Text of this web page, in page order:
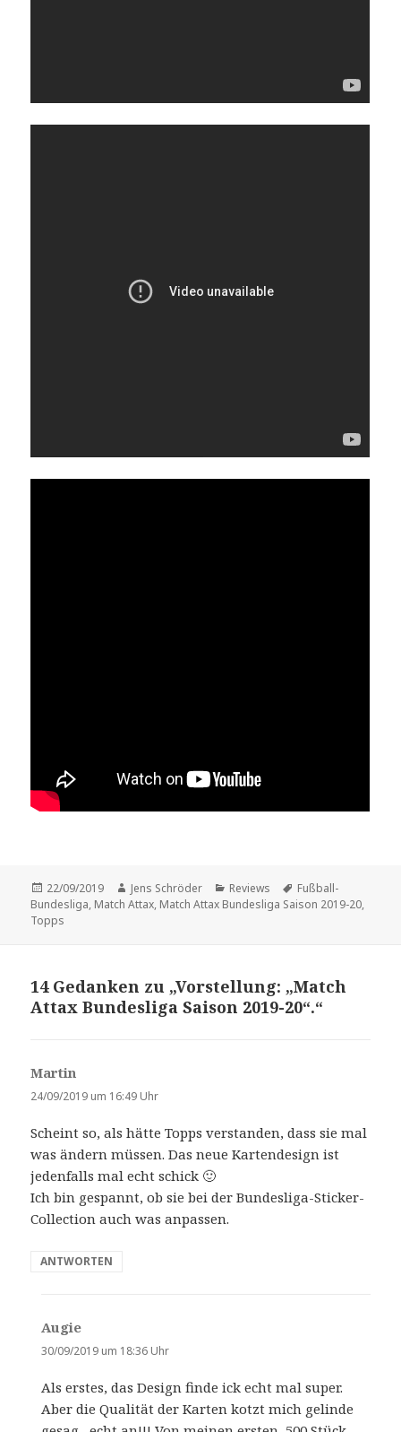
Veröffentlicht
am
22/09/2019 Autor
Jens Schröder Kategorien
Reviews Schlagwörter
Fußball-
Bundesliga, Match Attax, Match Attax Bundesliga Saison 2019-20,
Topps
14 Gedanken zu „Vorstellung: „Match
Attax Bundesliga Saison 2019-20“.“
Martin
a
t
:
24/09/2019 um 16:49 Uhr
Scheint so, als hätte Topps verstanden, dass sie mal
was ändern müssen. Das neue Kartendesign ist
jedenfalls mal echt schick 🙂
Ich bin gespannt, ob sie bei der Bundesliga-Sticker-
Collection auch was anpassen.
ANTWORTEN
Augie
a
t
:
30/09/2019 um 18:36 Uhr
Als erstes, das Design finde ick echt mal super.
Aber die Qualität der Karten kotzt mich gelinde